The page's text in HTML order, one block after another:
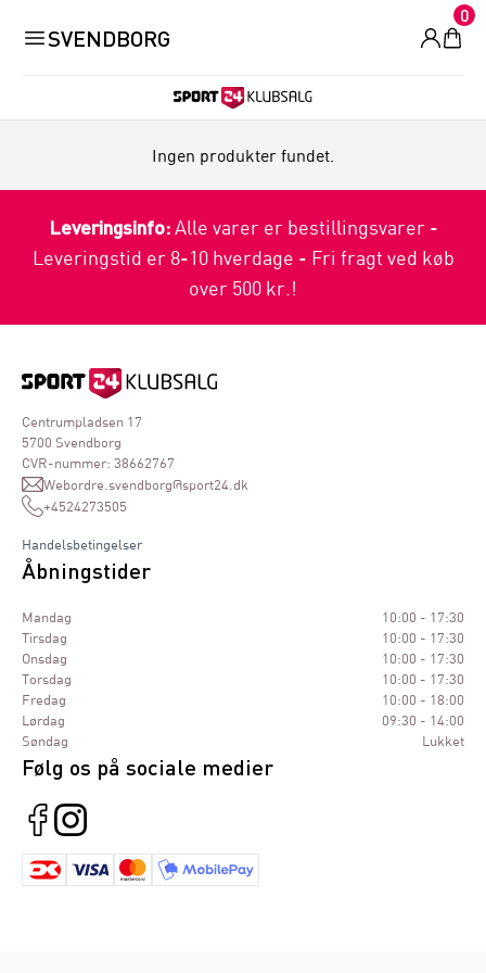
SVENDBORG
0
Ingen produkter fundet.
Leveringsinfo:Alle varer er bestillingsvarer -
Leveringstid er 8-10 hverdage - Fri fragt ved køb
over 500 kr.!
Centrumpladsen 17
5700 Svendborg
CVR-nummer: 38662767
Webordre.svendborg@sport24.dk
+4524273505
Handelsbetingelser
Åbningstider
Mandag
10:00 - 17:30
Tirsdag
10:00 - 17:30
Onsdag
10:00 - 17:30
Torsdag
10:00 - 17:30
Fredag
10:00 - 18:00
Lørdag
09:30 - 14:00
Søndag
Lukket
Følg os på sociale medier